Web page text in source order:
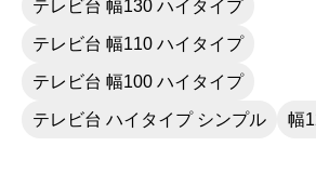
テレビ台 幅130 ハイタイプ
テレビ台 幅110 ハイタイプ
テレビ台 幅100 ハイタイプ
テレビ台 ハイタイプ シンプル 幅